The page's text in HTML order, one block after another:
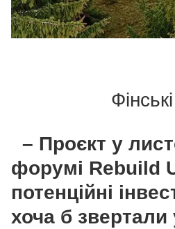
– Проєкт у
форумі Rebuild
потенційні
хоча б звертали